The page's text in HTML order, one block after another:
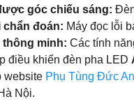
góc chiếu sáng:
chẩn đoán: Máy đọc lỗi
thông minh: Các tính
điều khiển đèn pha LED
website Phụ Tùng Đức
Nội.